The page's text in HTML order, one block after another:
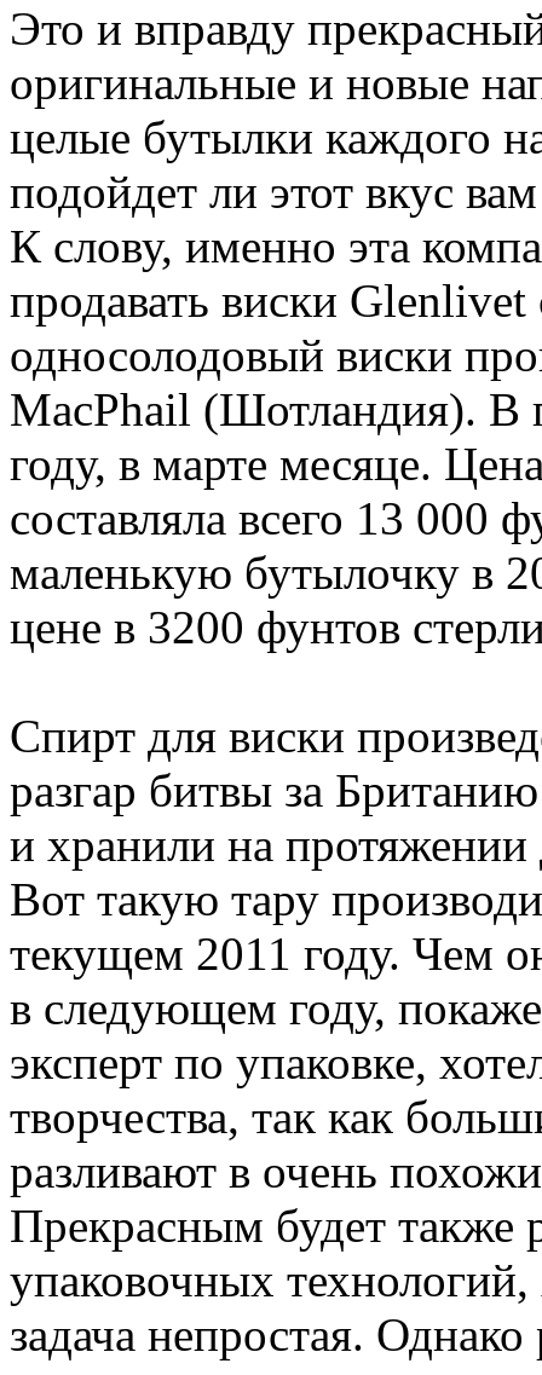
Это и вправду
оригинальные и новые
целые бутылки каждого
подойдет ли этот вкус
К слову, именно эта
продавать виски
односолодовый виски
MacPhail (Шотландия). В
году, в марте месяце.
составляла всего 13 000
маленькую бутылочку в
цене в 3200 фунтов
Спирт для виски
разгар битвы за
и хранили на протяжении
Вот такую тару
текущем 2011 году. Чем
в следующем году,
эксперт по упаковке,
творчества, так как
разливают в очень
Прекрасным будет также
упаковочных
задача непростая. Однако